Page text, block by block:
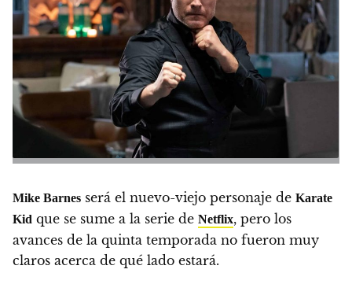
Mike Barnes será el nuevo-viejo personaje de Karate
Kid que se sume a la serie de Netflix, pero los
avances de la quinta temporada no fueron muy
claros acerca de qué lado estará.